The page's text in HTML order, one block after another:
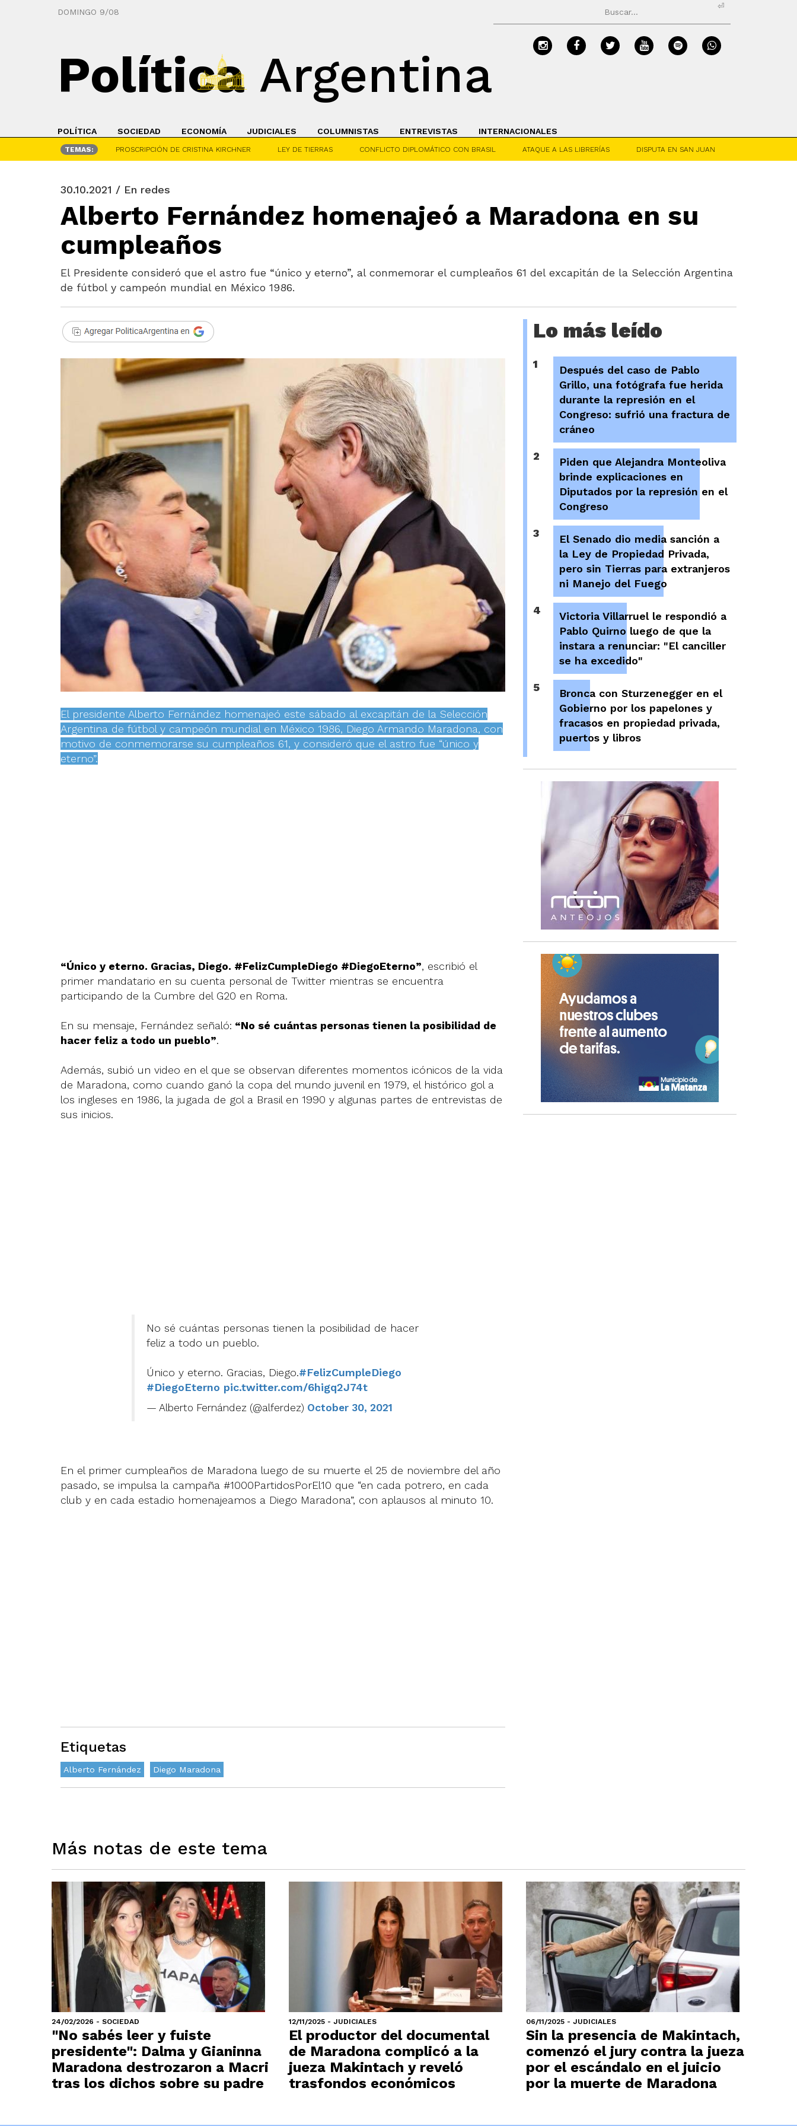
DOMINGO 9/08
⏎
PolíticaArgentina
POLÍTICA SOCIEDAD ECONOMÍA JUDICIALES COLUMNISTAS ENTREVISTAS INTERNACIONALES
TEMAS: PROSCRIPCIÓN DE CRISTINA KIRCHNER LEY DE TIERRAS CONFLICTO DIPLOMÁTICO CON BRASIL ATAQUE A LAS LIBRERÍAS DISPUTA EN SAN JUAN
30.10.2021 / En redes
Alberto Fernández homenajeó a Maradona en su
cumpleaños
El Presidente consideró que el astro fue “único y eterno”, al conmemorar el cumpleaños 61 del excapitán de la Selección Argentina
de fútbol y campeón mundial en México 1986.
El presidente Alberto Fernández homenajeó este sábado al excapitán de la Selección
Argentina de fútbol y campeón mundial en México 1986, Diego Armando Maradona, con
motivo de conmemorarse su cumpleaños 61, y consideró que el astro fue “único y
eterno”.
“Único y eterno. Gracias, Diego. #FelizCumpleDiego #DiegoEterno”, escribió el
primer mandatario en su cuenta personal de Twitter mientras se encuentra
participando de la Cumbre del G20 en Roma.
En su mensaje, Fernández señaló: “No sé cuántas personas tienen la posibilidad de
hacer feliz a todo un pueblo”.
Además, subió un video en el que se observan diferentes momentos icónicos de la vida
de Maradona, como cuando ganó la copa del mundo juvenil en 1979, el histórico gol a
los ingleses en 1986, la jugada de gol a Brasil en 1990 y algunas partes de entrevistas de
sus inicios.
No sé cuántas personas tienen la posibilidad de hacer
feliz a todo un pueblo.
Único y eterno. Gracias, Diego.#FelizCumpleDiego
#DiegoEterno pic.twitter.com/6higq2J74t
— Alberto Fernández (@alferdez) October 30, 2021
En el primer cumpleaños de Maradona luego de su muerte el 25 de noviembre del año
pasado, se impulsa la campaña #1000PartidosPorEl10 que “en cada potrero, en cada
club y en cada estadio homenajeamos a Diego Maradona”, con aplausos al minuto 10.
Etiquetas
Alberto Fernández Diego Maradona
Lo más leído
1
Después del caso de Pablo
Grillo, una fotógrafa fue herida
durante la represión en el
Congreso: sufrió una fractura de
cráneo
2
Piden que Alejandra Monteoliva
brinde explicaciones en
Diputados por la represión en el
Congreso
3
El Senado dio media sanción a
la Ley de Propiedad Privada,
pero sin Tierras para extranjeros
ni Manejo del Fuego
4
Victoria Villarruel le respondió a
Pablo Quirno luego de que la
instara a renunciar: "El canciller
se ha excedido"
5
Bronca con Sturzenegger en el
Gobierno por los papelones y
fracasos en propiedad privada,
puertos y libros
Más notas de este tema
24/02/2026 - SOCIEDAD
"No sabés leer y fuiste
presidente": Dalma y Gianinna
Maradona destrozaron a Macri
tras los dichos sobre su padre
12/11/2025 - JUDICIALES
El productor del documental
de Maradona complicó a la
jueza Makintach y reveló
trasfondos económicos
06/11/2025 - JUDICIALES
Sin la presencia de Makintach,
comenzó el jury contra la jueza
por el escándalo en el juicio
por la muerte de Maradona